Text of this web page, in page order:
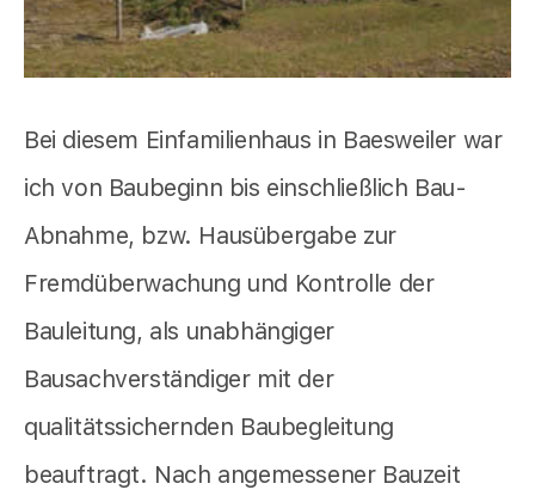
Bei diesem Einfamilienhaus in Baesweiler war
ich von Baubeginn bis einschließlich Bau-
Abnahme, bzw. Hausübergabe zur
Fremdüberwachung und Kontrolle der
Bauleitung, als unabhängiger
Bausachverständiger mit der
qualitätssichernden Baubegleitung
beauftragt. Nach angemessener Bauzeit